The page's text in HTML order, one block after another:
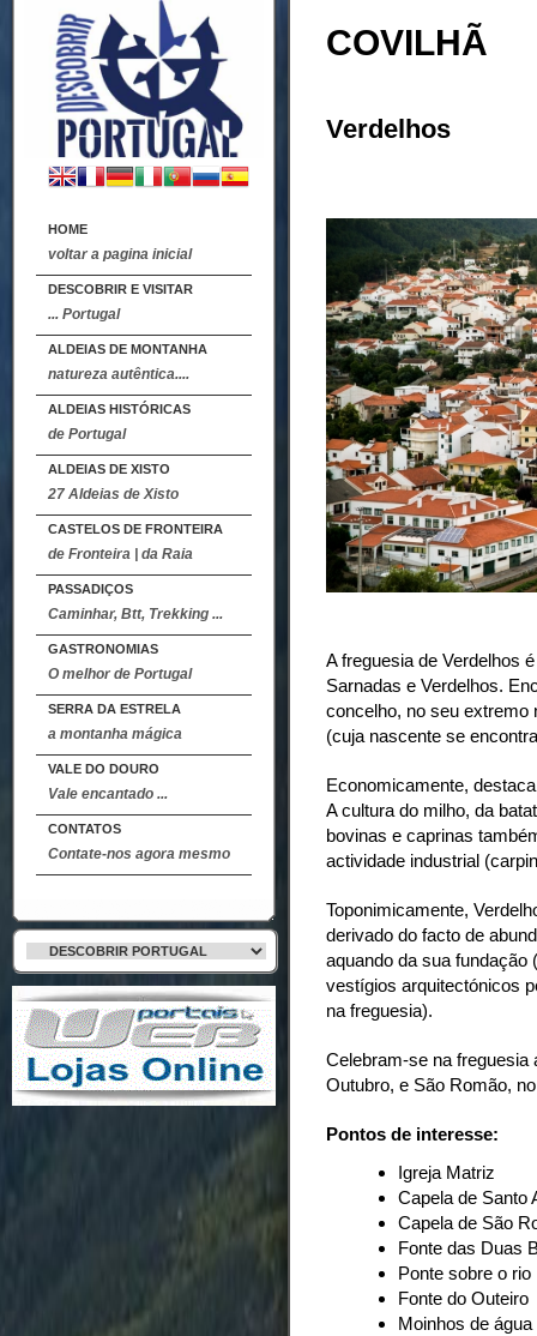
HOME
voltar a pagina inicial
DESCOBRIR E VISITAR
... Portugal
ALDEIAS DE MONTANHA
natureza autêntica....
ALDEIAS HISTÓRICAS
de Portugal
ALDEIAS DE XISTO
27 Aldeias de Xisto
CASTELOS DE FRONTEIRA
de Fronteira | da Raia
PASSADIÇOS
Caminhar, Btt, Trekking ...
GASTRONOMIAS
O melhor de Portugal
SERRA DA ESTRELA
a montanha mágica
VALE DO DOURO
Vale encantado ...
CONTATOS
Contate-nos agora mesmo
COVILHÃ
Verdelhos
A freguesia de Verdelhos
Sarnadas e Verdelhos.
concelho, no seu extremo
(cuja nascente se
Economicamente,
A cultura do milho, da
bovinas e caprinas
actividade industrial
Toponimicamente,
derivado do facto de
aquando da sua fundação
vestígios arquitectónicos
na freguesia).
Celebram-se na freguesia
Outubro, e São Romão,
Pontos de interesse:
Igreja Matriz
Capela de Santo
Capela de São
Fonte das Duas
Ponte sobre o
Fonte do Outeiro
Moinhos de água